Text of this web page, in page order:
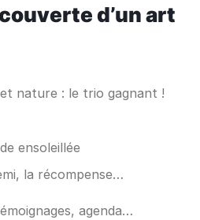
d’un art
nature : le trio gagnant !
ensoleillée
la récompense…
agenda…